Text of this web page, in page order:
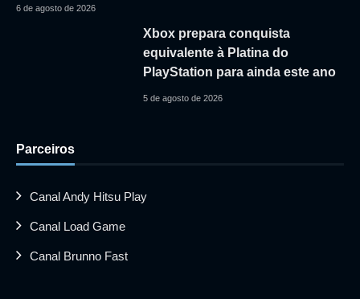
6 de agosto de 2026
Xbox prepara conquista
equivalente à Platina do
PlayStation para ainda este ano
5 de agosto de 2026
Parceiros
Canal Andy Hitsu Play
Canal Load Game
Canal Brunno Fast